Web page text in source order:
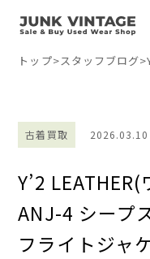
トップ>スタッフブログ>
古着買取 2026.03.10
Y’2
ANJ-4 シープ
フライトジャ